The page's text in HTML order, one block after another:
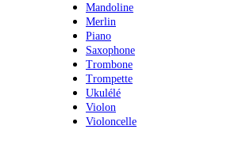
Mandoline
Merlin
Piano
Saxophone
Trombone
Trompette
Ukulélé
Violon
Violoncelle